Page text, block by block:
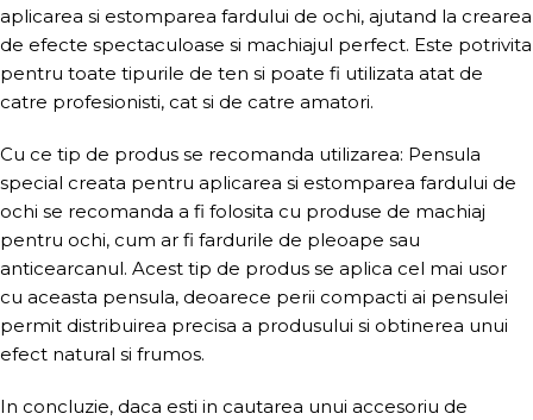
aplicarea si estomparea fardului de ochi, ajutand la crearea
de efecte spectaculoase si machiajul perfect. Este potrivita
pentru toate tipurile de ten si poate fi utilizata atat de
catre profesionisti, cat si de catre amatori.
Cu ce tip de produs se recomanda utilizarea: Pensula
special creata pentru aplicarea si estomparea fardului de
ochi se recomanda a fi folosita cu produse de machiaj
pentru ochi, cum ar fi fardurile de pleoape sau
anticearcanul. Acest tip de produs se aplica cel mai usor
cu aceasta pensula, deoarece perii compacti ai pensulei
permit distribuirea precisa a produsului si obtinerea unui
efect natural si frumos.
In concluzie, daca esti in cautarea unui accesoriu de